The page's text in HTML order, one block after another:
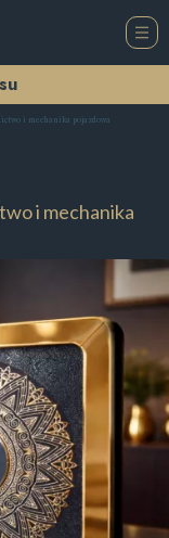
i mechanika pojazdowa
i mechanika